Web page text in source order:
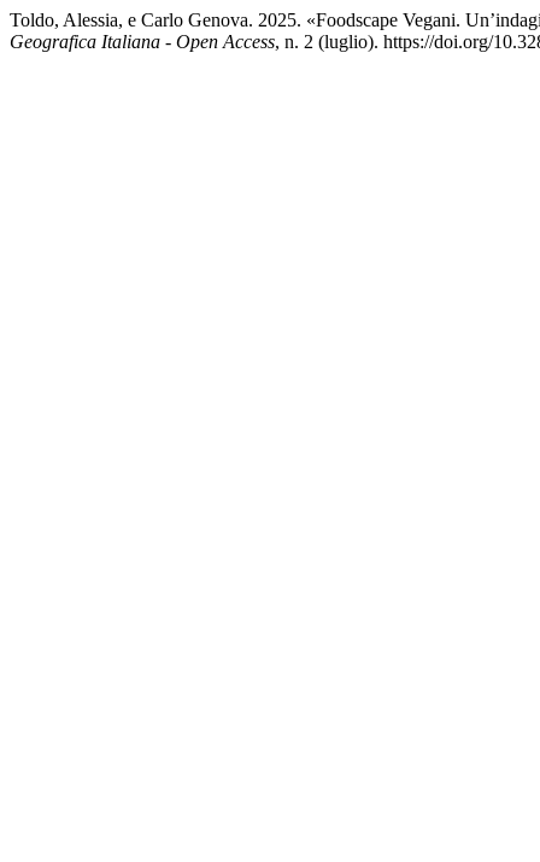
Toldo, Alessia, e Carlo Genova. 2025. «Foodscape Vegani.
Geografica Italiana - Open Access, n. 2 (luglio). https://doi.org/